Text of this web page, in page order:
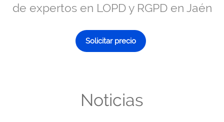
de expertos en LOPD y RGPD en Jaén
Solicitar precio
Noticias